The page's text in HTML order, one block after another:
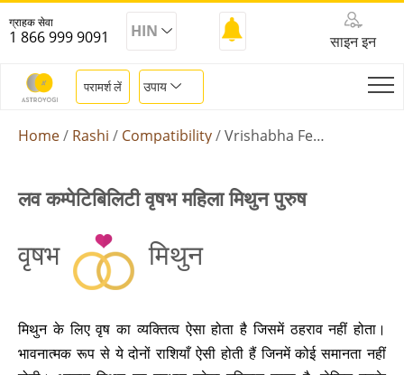
ग्राहक सेवा
1 866 999 9091 HIN
साइन इन
परामर्श लें उपाय
Home Rashi Compatibility Vrishabha Female Mithun Male
लव कम्पेटिबिलिटी वृषभ महिला मिथुन पुरुष
वृषभ मिथुन
मिथुन के लिए वृष का व्यक्तित्व ऐसा होता है जिसमें ठहराव नहीं होता।
भावनात्मक रूप से ये दोनों राशियाँ ऐसी होती हैं जिनमें कोई समानता नहीं